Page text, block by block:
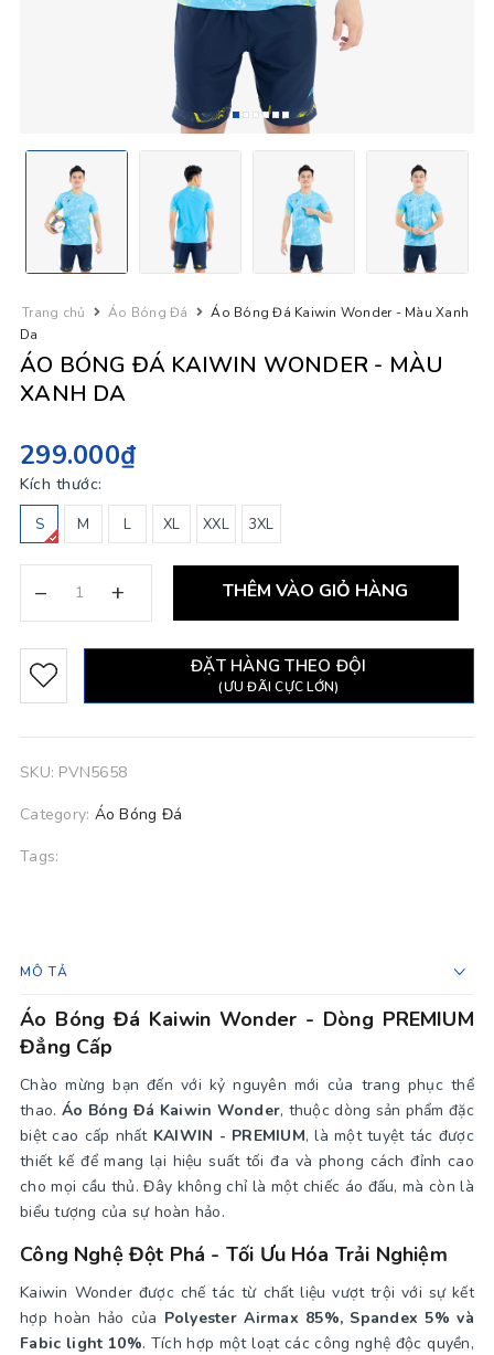
Trang chủ Áo Bóng Đá
Áo Bóng Đá Kaiwin Wonder - Màu Xanh
Da
ÁO BÓNG ĐÁ KAIWIN WONDER - MÀU
XANH DA
299.000₫
Kích thước:
S M L XL XXL 3XL
– + THÊM VÀO GIỎ HÀNG
ĐẶT HÀNG THEO ĐỘI
(ƯU ĐÃI CỰC LỚN)
SKU: PVN5658
Category: Áo Bóng Đá
Tags:
MÔ TẢ
Áo Bóng Đá Kaiwin Wonder - Dòng PREMIUM
Đẳng Cấp
Chào mừng bạn đến với kỷ nguyên mới của trang phục thể
thao. Áo Bóng Đá Kaiwin Wonder, thuộc dòng sản phẩm đặc
biệt cao cấp nhất KAIWIN - PREMIUM, là một tuyệt tác được
thiết kế để mang lại hiệu suất tối đa và phong cách đỉnh cao
cho mọi cầu thủ. Đây không chỉ là một chiếc áo đấu, mà còn là
biểu tượng của sự hoàn hảo.
Công Nghệ Đột Phá - Tối Ưu Hóa Trải Nghiệm
Kaiwin Wonder được chế tác từ chất liệu vượt trội với sự kết
hợp hoàn hảo của Polyester Airmax 85%, Spandex 5% và
Fabic light 10%. Tích hợp một loạt các công nghệ độc quyền,